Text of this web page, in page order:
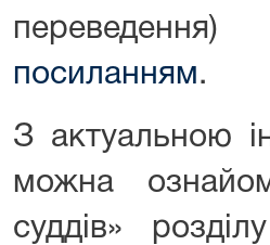
посиланням.
З актуальною
можна
суддів»